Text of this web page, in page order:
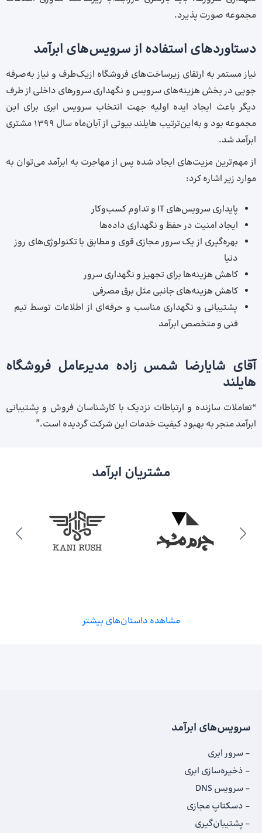
مجموعه صورت پذیرد.
دستاوردهای استفاده از سرویس‌های ابرآمد
نیاز مستمر به ارتقای زیرساخت‌های فروشگاه ازیک‌طرف و نیاز به‌صرفه
جویی در بخش هزینه‌های سرویس و نگهداری سرورهای داخلی از طرف
دیگر باعث ایجاد ایده اولیه جهت انتخاب سرویس ابری برای این
مجموعه بود و به‌این‌ترتیب هایلند بیوتی از آبان‌ماه سال 1399 مشتری
ابرآمد شد.
از مهم‌ترین مزیت‌های ایجاد شده پس از مهاجرت به ابرآمد می‌توان به
موارد زیر اشاره کرد:
پایداری سرویس‌های IT و تداوم کسب‌وکار
ایجاد امنیت در حفظ و نگهداری داده‌ها
بهره‌گیری از یک سرور مجازی قوی و مطابق با تکنولوژی‌های روز
دنیا
کاهش هزینه‌ها برای تجهیز و نگهداری سرور
کاهش هزینه‌های جانبی مثل برق مصرفی
پشتیبانی و نگهداری مناسب و حرفه‌ای از اطلاعات توسط تیم
فنی و متخصص ابرآمد
آقای شایارضا شمس زاده مدیرعامل فروشگاه
هایلند
“تعاملات سازنده و ارتباطات نزدیک با کارشناسان فروش و پشتیبانی
ابرآمد منجر به بهبود کیفیت خدمات این شرکت گردیده است.”
مشتریان ابرآمد
مشاهده داستان‌های بیشتر
سرویس‌های ابرآمد
سرور ابری
ذخیره‌سازی ابری
سرویس DNS
دسکتاپ مجازی
پشتیبان‌گیری